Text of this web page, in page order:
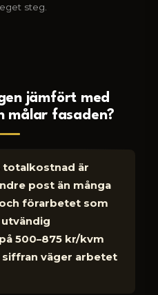
steg.
jämfört med
målar fasaden?
totalkostnad är
post än många
förarbetet som
500–875 kr/kvm
siffran väger arbetet